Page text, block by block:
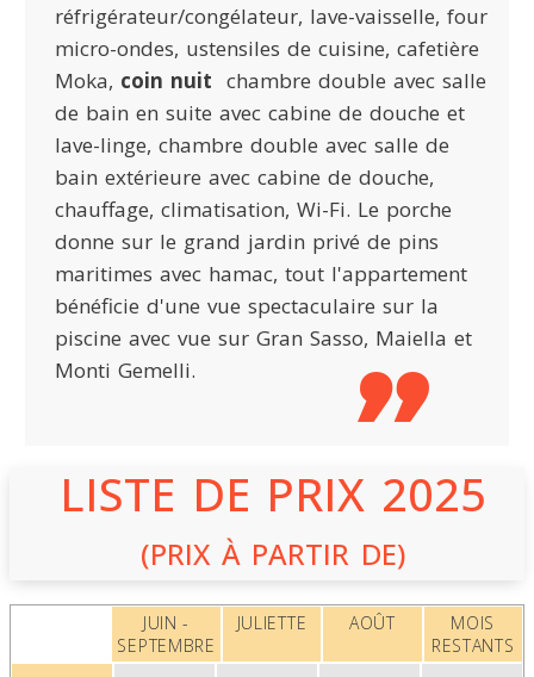
réfrigérateur/congélateur, lave-vaisselle, four
micro-ondes, ustensiles de cuisine, cafetière
Moka, coin nuit chambre double avec salle
de bain en suite avec cabine de douche et
lave-linge, chambre double avec salle de
bain extérieure avec cabine de douche,
chauffage, climatisation, Wi-Fi. Le porche
donne sur le grand jardin privé de pins
maritimes avec hamac, tout l'appartement
bénéficie d'une vue spectaculaire sur la
piscine avec vue sur Gran Sasso, Maiella et
Monti Gemelli.
LISTE DE PRIX 2025
(PRIX À PARTIR DE)
JUIN -
SEPTEMBRE
JULIETTE AOÛT
MOIS
RESTANTS